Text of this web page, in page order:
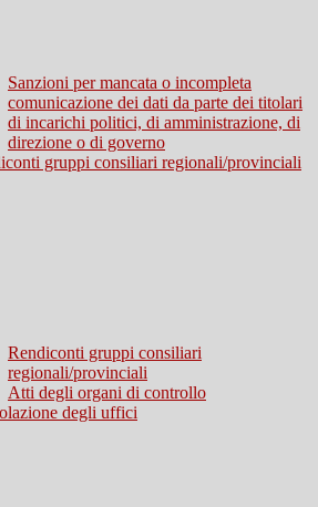
Sanzioni per mancata o incompleta
comunicazione dei dati da parte dei titolari
di incarichi politici, di amministrazione, di
direzione o di governo
gruppi consiliari regionali/provinciali
Rendiconti gruppi consiliari
regionali/provinciali
Atti degli organi di controllo
degli uffici